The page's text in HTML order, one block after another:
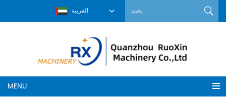
العربية
MENU